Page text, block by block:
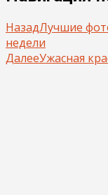
НазадЛучшие
недели
ДалееУжасная